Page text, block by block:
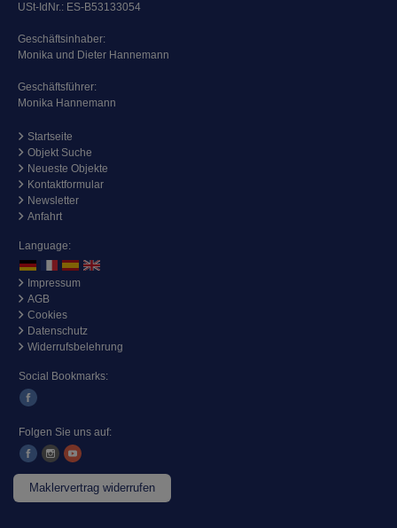
USt-IdNr.: ES-B53133054
Geschäftsinhaber:
Monika und Dieter Hannemann
Geschäftsführer:
Monika Hannemann
Startseite
Objekt Suche
Neueste Objekte
Kontaktformular
Newsletter
Anfahrt
Language:
Impressum
AGB
Cookies
Datenschutz
Widerrufsbelehrung
Social Bookmarks:
Folgen Sie uns auf:
Maklervertrag widerrufen